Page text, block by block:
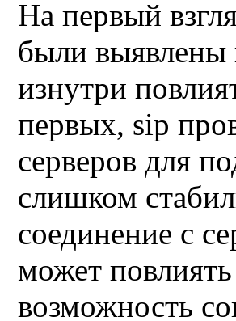
На первый
были выявлены
изнутри
первых, sip
серверов для
слишком
соединение с
может
возможность